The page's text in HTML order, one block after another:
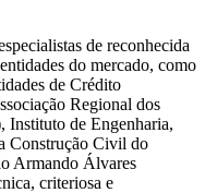
de reconhecida
do mercado, como
de Crédito
Regional dos
Instituto de Engenharia,
Construção Civil do
Armando Álvares
criteriosa e